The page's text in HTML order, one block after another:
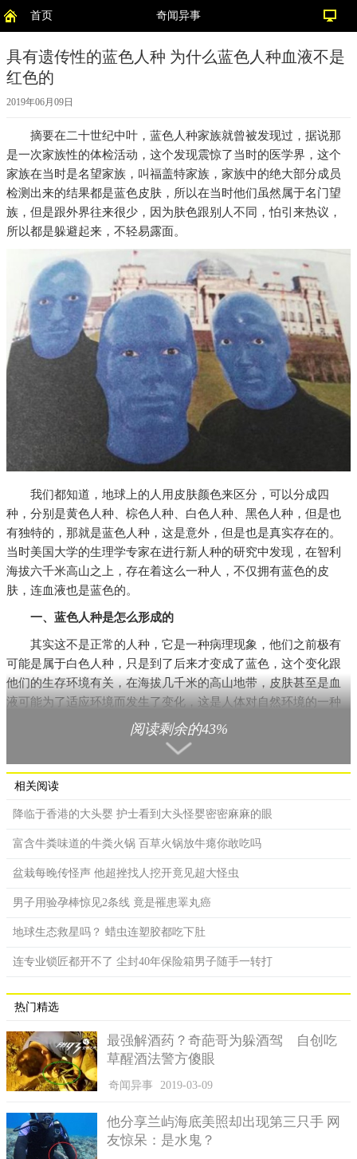
首页 奇闻异事
具有遗传性的蓝色人种 为什么蓝色人种血液不是
红色的
2019年06月09日
摘要在二十世纪中叶，蓝色人种家族就曾被发现过，据说那
是一次家族性的体检活动，这个发现震惊了当时的医学界，这个
家族在当时是名望家族，叫福盖特家族，家族中的绝大部分成员
检测出来的结果都是蓝色皮肤，所以在当时他们虽然属于名门望
族，但是跟外界往来很少，因为肤色跟别人不同，怕引来热议，
所以都是躲避起来，不轻易露面。
我们都知道，地球上的人用皮肤颜色来区分，可以分成四
种，分别是黄色人种、棕色人种、白色人种、黑色人种，但是也
有独特的，那就是蓝色人种，这是意外，但是也是真实存在的。
当时美国大学的生理学专家在进行新人种的研究中发现，在智利
海拔六千米高山之上，存在着这么一种人，不仅拥有蓝色的皮
肤，连血液也是蓝色的。
一、蓝色人种是怎么形成的
其实这不是正常的人种，它是一种病理现象，他们之前极有
可能是属于白色人种，只是到了后来才变成了蓝色，这个变化跟
他们的生存环境有关，在海拔几千米的高山地带，皮肤甚至是血
液可能为了适应环境而发生了变化，这是人体对自然环境的一种
在海拔几千米的区域，氧气含量低那是必然的，所以缺氧这
个问题非常严峻，空气稀薄，跟平原地区相比，氧气含量是不足
的，所以常年生活在这里首先面对的问题就是缺氧。人体血液会
呈现红色那是因为血液中还有血红蛋白，但是当人体发生缺氧的
科学家认为，蓝色人种血液变化还有一种原因，因为血液的
颜色取决于血细胞的某些物质，蓝色人种中血细胞的含铜量非常
过少导致，环境以及血液某些物质含量变化导致血液颜色变化这
两种可能，是目前支持度最高的。
阅读剩余的43%
相关阅读
降临于香港的大头婴 护士看到大头怪婴密密麻麻的眼
富含牛粪味道的牛粪火锅 百草火锅放牛瘪你敢吃吗
盆栽每晚传怪声 他超挫找人挖开竟见超大怪虫
男子用验孕棒惊见2条线 竟是罹患睪丸癌
地球生态救星吗？ 蜡虫连塑胶都吃下肚
连专业锁匠都开不了 尘封40年保险箱男子随手一转打
热门精选
最强解酒药？奇葩哥为躲酒驾 自创吃
草醒酒法警方傻眼
奇闻异事 2019-03-09
他分享兰屿海底美照却出现第三只手 网
友惊呆：是水鬼？